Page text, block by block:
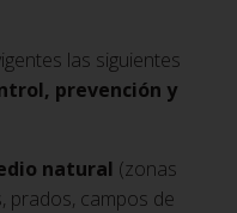
las siguientes
prevención y
natural (zonas
prados, campos de